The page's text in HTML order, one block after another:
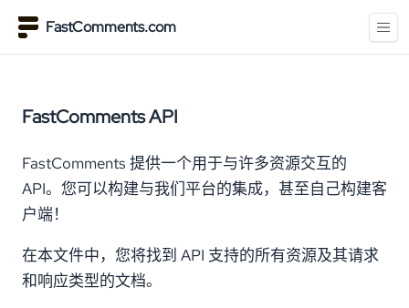
FastComments.com
FastComments API
FastComments 提供一个用于与许多资源交互的
API。您可以构建与我们平台的集成，甚至自己构建客
户端！
在本文件中，您将找到 API 支持的所有资源及其请求
和响应类型的文档。